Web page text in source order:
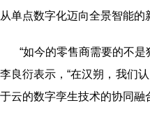
从单点数字化迈向全景智能的
“如今的零售商需要的不
李良衍表示，“在汉朔，我们
于云的数字孪生技术的协同融